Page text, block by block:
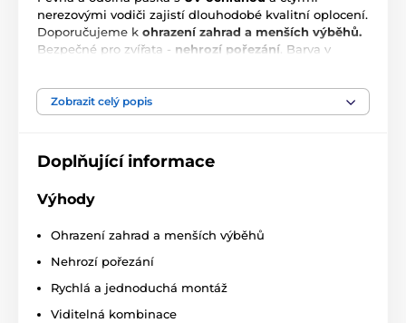
nerezovými vodiči zajistí dlouhodobé kvalitní oplocení.
Doporučujeme k ohrazení zahrad a menších výběhů.
Bezpečné pro zvířata - nehrozí pořezání . Barva v
Technické parametry:
odpor
10,12 Ω/m
spolehlivost - odolnost
Technické specifikace se mohou změnit bez
ilustrativní charakter.
Zobrazit celý popis
Doplňující informace
Výhody
Ohrazení zahrad a menších výběhů
Nehrozí pořezání
Rychlá a jednoduchá montáž
Viditelná kombinace